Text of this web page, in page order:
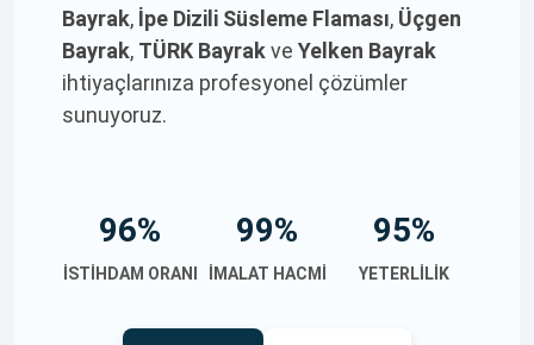
Bayrak, İpe Dizili Süsleme Flaması, Üçgen
Bayrak, TÜRK Bayrakve Yelken Bayrak
ihtiyaçlarınıza profesyonel çözümler
sunuyoruz.
96%
İSTIHDAM ORANI
99%
İMALAT HACMI
95%
YETERLILIK